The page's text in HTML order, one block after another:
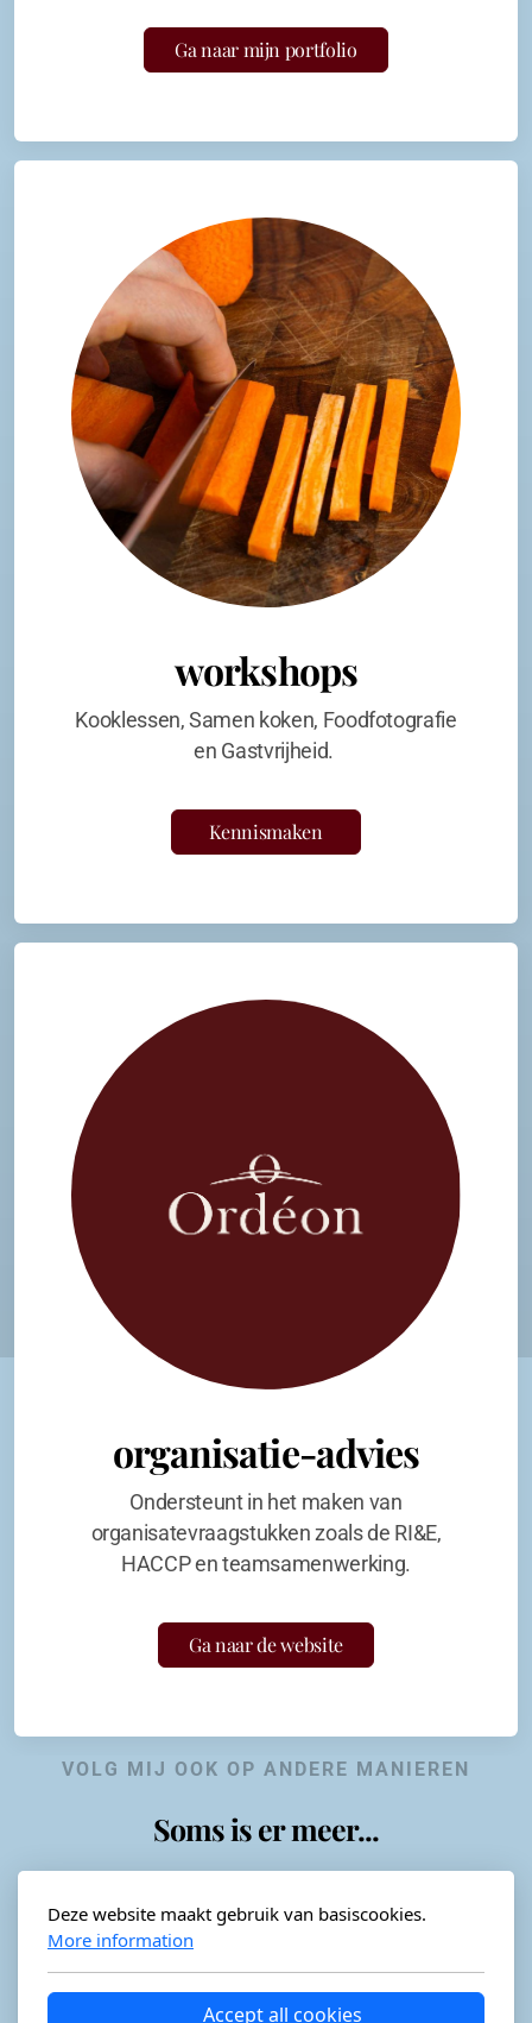
Ga naar mijn portfolio
workshops
Kooklessen, Samen koken, Foodfotografie
en Gastvrijheid.
Kennismaken
organisatie-advies
Ondersteunt in het maken van
organisatevraagstukken zoals de RI&E,
HACCP en teamsamenwerking.
Ga naar de website
VOLG MIJ OOK OP ANDERE MANIEREN
Soms is er meer...
Horeca-advies
Deze website maakt gebruik van basiscookies.
More information
Accept all cookies